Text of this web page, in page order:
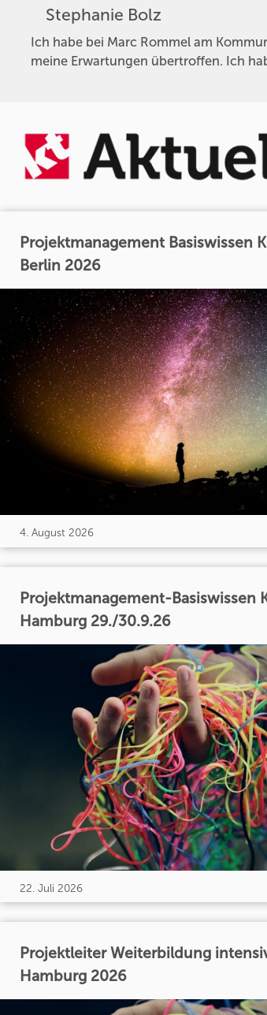
Stephanie Bolz
Ich habe bei Marc Rommel am
meine Erwartungen übertroffen. Ich
Projektmanagement Basiswissen
Berlin 2026
4. August 2026
Projektmanagement-Basiswissen
Hamburg 29./30.9.26
22. Juli 2026
Projektleiter Weiterbildung
Hamburg 2026